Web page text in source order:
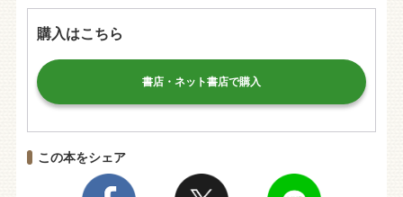
購入はこちら
書店・ネット書店で購入
この本をシェア